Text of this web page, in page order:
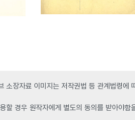
소장자료 이미지는 저작권법 등 관계법령
할 경우 원작자에게 별도의 동의를 받아야함